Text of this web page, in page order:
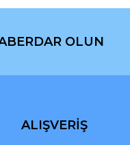
OLUN
ALIŞVERİŞ